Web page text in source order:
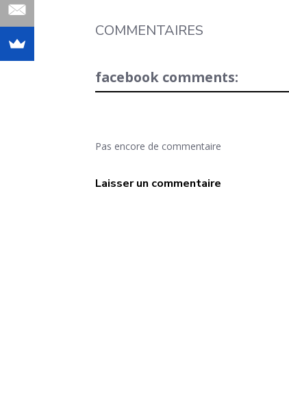
COMMENTAIRES
facebook comments:
Pas encore de commentaire
Laisser un commentaire